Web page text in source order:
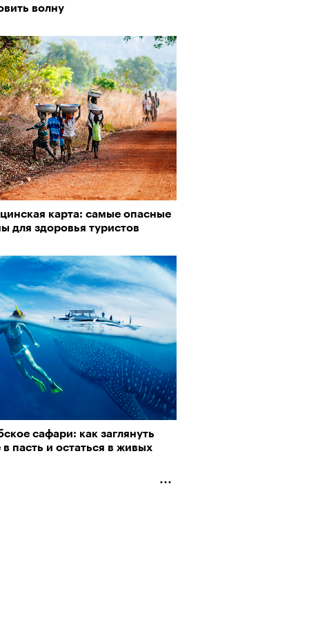
волну
карта: самые опасные
для здоровья туристов
сафари: как заглянуть
в пасть и остаться в живых
и masters:dom
первую резиденцию
2025: объединение двух
и мир, в котором нет
2025: перестрелки в
и горизонтальные танцы в